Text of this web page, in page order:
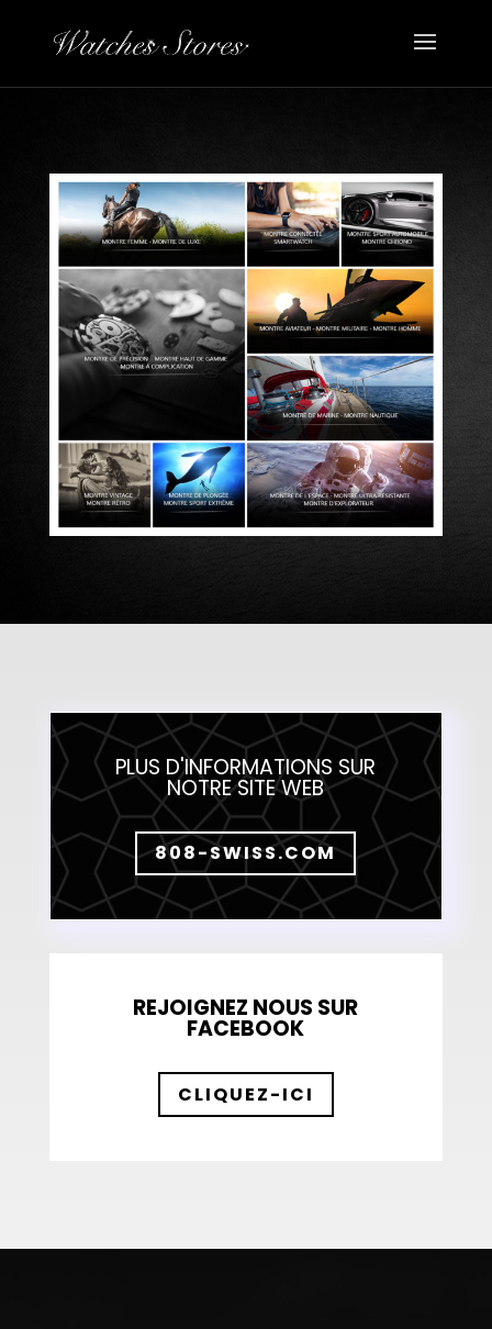
PLUS D'INFORMATIONS SUR
NOTRE SITE WEB
808-SWISS.COM
REJOIGNEZ NOUS SUR
FACEBOOK
CLIQUEZ-ICI